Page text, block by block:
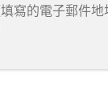
寫的電子郵件地